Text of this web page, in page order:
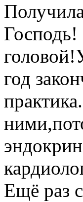
Господь!
год
Ещё раз